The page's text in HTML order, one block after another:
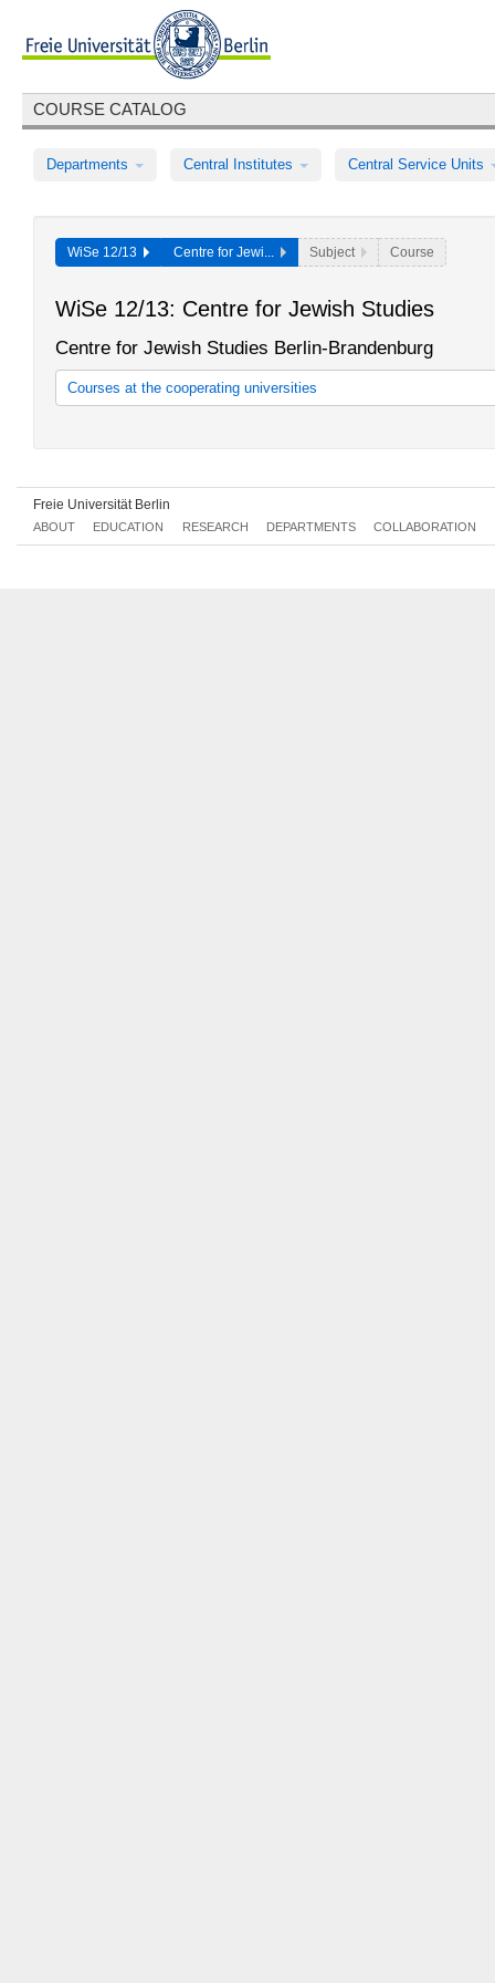
COURSE CATALOG
Departments Central Institutes Central Service Units
WiSe 12/13 Centre for Jewi... Subject Course
WiSe 12/13: Centre for Jewish Studies
Centre for Jewish Studies Berlin-Brandenburg
Courses at the cooperating universities
Lehrangebot der Universität der Künste Berlin
Lehrangebot der Universität Potsdam
Lehrangebot der Europa-Universität Viadrina
Lehrangebot der Hochschule für Musik Franz Liszt Weimar
Freie Universität Berlin
ABOUT EDUCATION RESEARCH DEPARTMENTS COLLABORATION